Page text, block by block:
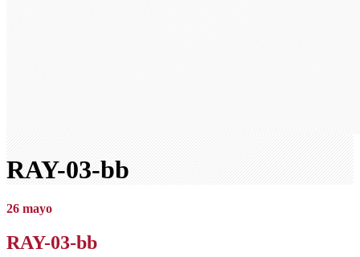
RAY-03-bb
26 mayo
RAY-03-bb